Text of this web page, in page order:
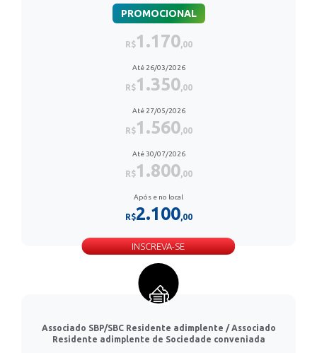
PROMOCIONAL
R$1.170,00
Até 26/03/2026
R$1.350,00
Até 27/05/2026
R$1.560,00
Até 30/07/2026
R$1.800,00
Após e no local
R$2.100,00
INSCREVA-SE
Associado SBP/SBC Residente adimplente / Associado
Residente adimplente de Sociedade conveniada